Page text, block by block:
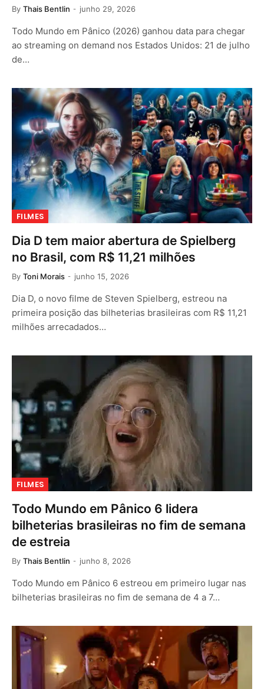
By Thais Bentlin junho 29, 2026
Todo Mundo em Pânico (2026) ganhou data para chegar
ao streaming on demand nos Estados Unidos: 21 de julho
de…
FILMES
Dia D tem maior abertura de Spielberg
no Brasil, com R$ 11,21 milhões
By Toni Morais junho 15, 2026
Dia D, o novo filme de Steven Spielberg, estreou na
primeira posição das bilheterias brasileiras com R$ 11,21
milhões arrecadados…
FILMES
Todo Mundo em Pânico 6 lidera
bilheterias brasileiras no fim de semana
de estreia
By Thais Bentlin junho 8, 2026
Todo Mundo em Pânico 6 estreou em primeiro lugar nas
bilheterias brasileiras no fim de semana de 4 a 7…